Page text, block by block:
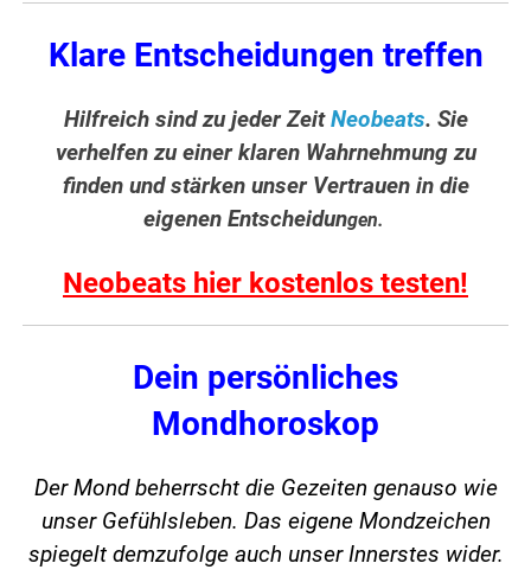
Klare Entscheidungen treffen
Hilfreich sind zu jeder ZeitNeobeats. Sie
verhelfen zu einer klaren Wahrnehmung zu
finden und stärken unser Vertrauen in die
eigenen Entscheidungen.
Neobeats hier kostenlos testen!
Dein persönliches
Mondhoroskop
Der Mond beherrscht die Gezeiten genauso wie
unser Gefühlsleben. Das eigene Mondzeichen
spiegelt demzufolge auch unser Innerstes wider.